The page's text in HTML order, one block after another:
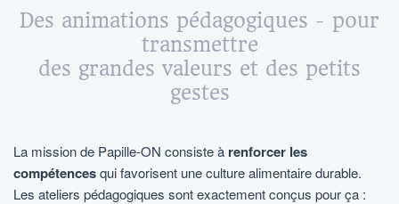
Des animations pédagogiques - pour
transmettre
des grandes valeurs et des petits
gestes
La mission de Papille-ON consiste à renforcer les
compétencesqui favorisent une culture alimentaire durable.
Les ateliers pédagogiques sont exactement conçus pour ça :